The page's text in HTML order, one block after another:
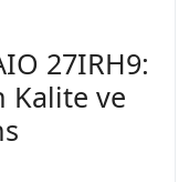
27IRH9:
Kalite ve